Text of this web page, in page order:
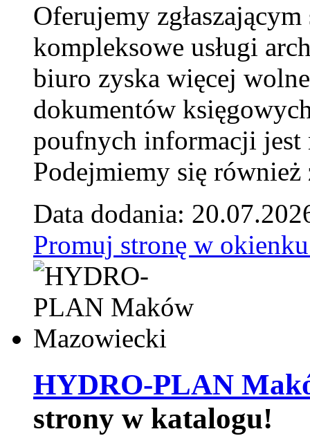
Oferujemy
kompleksowe usługi
biuro zyska więcej
dokumentów
poufnych informacji jest
Podejmiemy się
Data dodania:
Promuj stronę w
HYDRO-PLAN
strony w katalogu!